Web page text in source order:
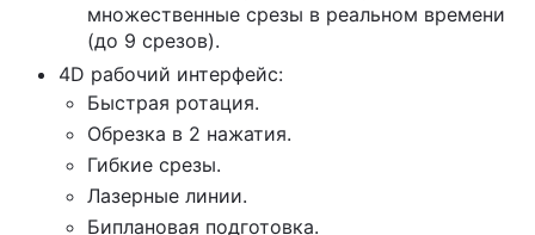
множественные срезы в реальном времени
(до 9 срезов).
4D рабочий интерфейс:
Быстрая ротация.
Обрезка в 2 нажатия.
Гибкие срезы.
Лазерные линии.
Биплановая подготовка.